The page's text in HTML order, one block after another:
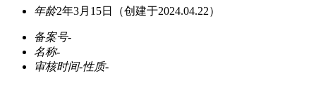
年龄2年3月15日 （创建于2024.04.22）
备案号-
名称-
审核时间-性质-